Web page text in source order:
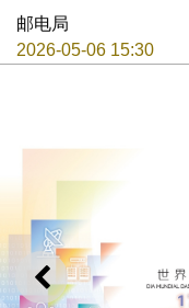
邮电局
2026-05-06 15:30
上一则